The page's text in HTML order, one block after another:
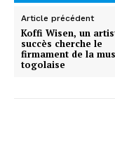
Article précédent
Koffi Wisen, un
succès cherche le
firmament de la
togolaise